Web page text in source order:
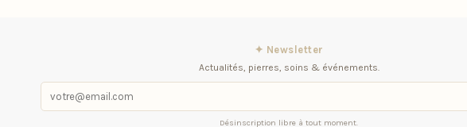
✦ Newsletter
Actualités, pierres, soins & événements.
Désinscription libre à tout moment.